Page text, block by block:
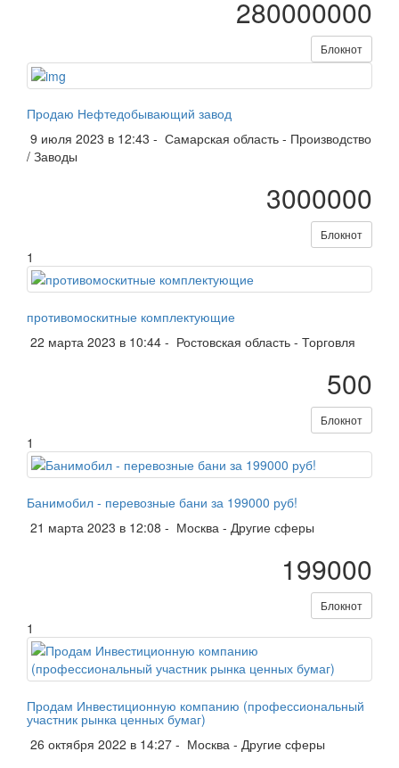
280000000
Блокнот
Продаю Нефтедобывающий завод
9 июля 2023 в 12:43 - Самарская область - Производство
/ Заводы
3000000
Блокнот
1
противомоскитные комплектующие
22 марта 2023 в 10:44 - Ростовская область - Торговля
500
Блокнот
1
Банимобил - перевозные бани за 199000 руб!
21 марта 2023 в 12:08 - Москва - Другие сферы
199000
Блокнот
1
Продам Инвестиционную компанию (профессиональный
участник рынка ценных бумаг)
26 октября 2022 в 14:27 - Москва - Другие сферы